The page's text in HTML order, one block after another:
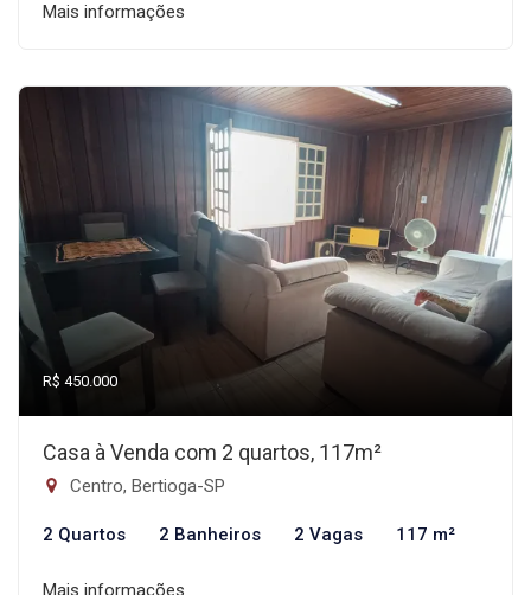
Mais informações
R$ 450.000
Casa à Venda com 2 quartos, 117m²
Centro, Bertioga-SP
2 Quartos 2 Banheiros 2 Vagas 117 m²
Mais informações